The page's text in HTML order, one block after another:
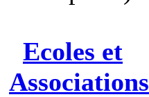
Ecoles et
Associations